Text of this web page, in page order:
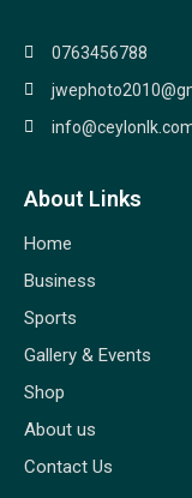
0763456788
About Links
Home
Business
Sports
Gallery & Events
Shop
About us
Contact Us